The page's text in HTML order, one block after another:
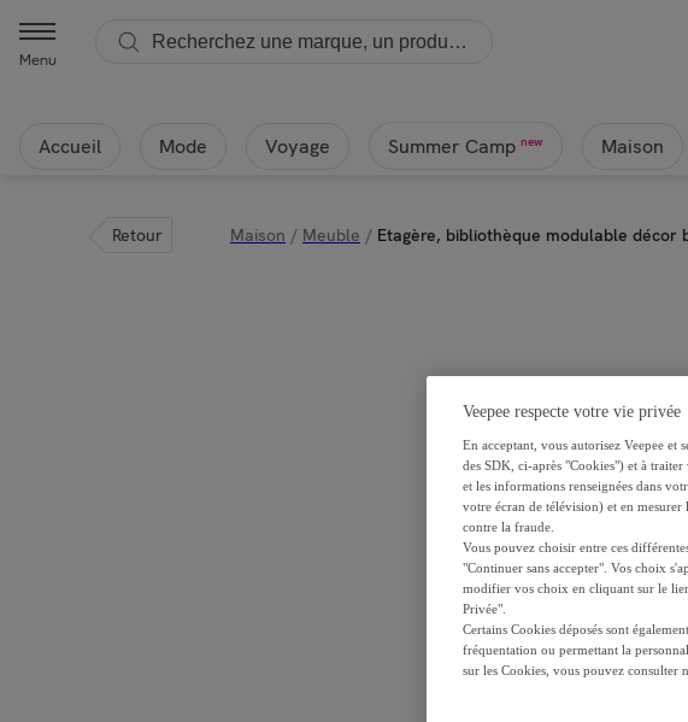
Menu
Accueil Mode Voyage Summer Camp new Maison
Retour Maison / Meuble / Etagère, bibliothèque modulable décor
Veepee respecte votre vie privée
En acceptant, vous autorisez Veepee et
des SDK, ci-après "Cookies") et à
et les informations renseignées dans
votre écran de télévision) et en mesurer
contre la fraude.
Vous pouvez choisir entre ces
"Continuer sans accepter". Vos choix
modifier vos choix en cliquant sur le
Privée".
Certains Cookies déposés sont
fréquentation ou permettant la
sur les Cookies, vous pouvez consulter